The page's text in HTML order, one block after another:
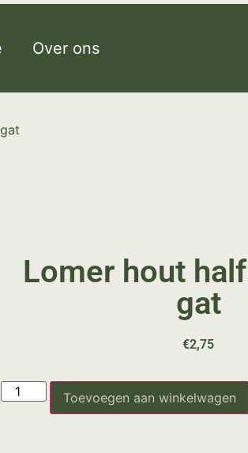
Over ons
Lomer hout
gat
€2,75
Toevoegen aan winkelwagen